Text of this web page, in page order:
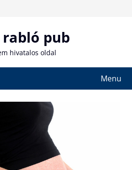
rabló pub
hivatalos oldal
Menu